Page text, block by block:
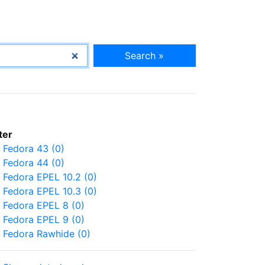
Search »
Fedora 43 (0)
Fedora 44 (0)
Fedora EPEL 10.2 (0)
Fedora EPEL 10.3 (0)
Fedora EPEL 8 (0)
Fedora EPEL 9 (0)
Fedora Rawhide (0)